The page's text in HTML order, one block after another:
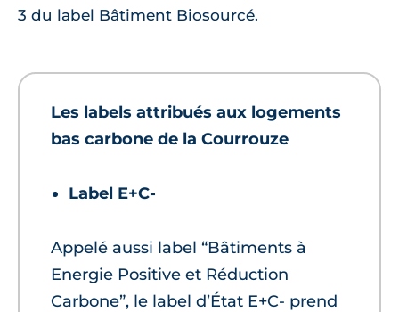
3 du label Bâtiment Biosourcé.
Les labels attribués aux logements
bas carbone de la Courrouze
Label E+C-
Appelé aussi label “Bâtiments à
Energie Positive et Réduction
Carbone”, le label d’État E+C- prend